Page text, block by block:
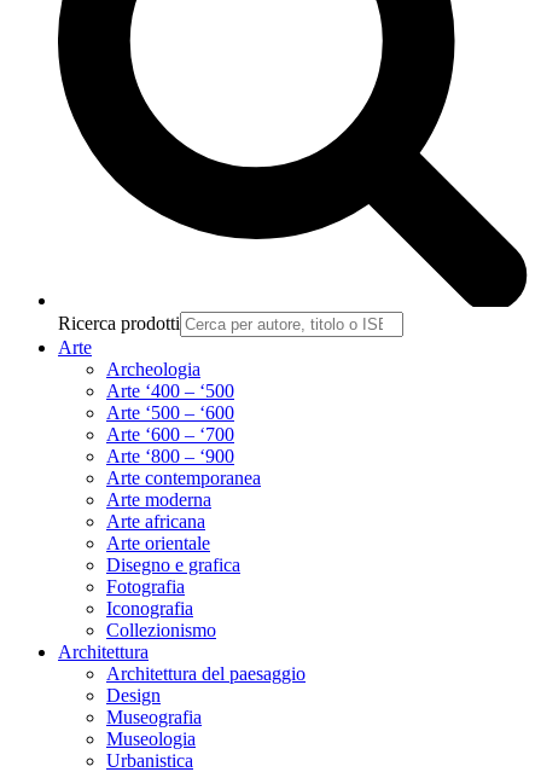
Ricerca prodotti
Arte
Archeologia
Arte ‘400 – ‘500
Arte ‘500 – ‘600
Arte ‘600 – ‘700
Arte ‘800 – ‘900
Arte contemporanea
Arte moderna
Arte africana
Arte orientale
Disegno e grafica
Fotografia
Iconografia
Collezionismo
Architettura
Architettura del paesaggio
Design
Museografia
Museologia
Urbanistica